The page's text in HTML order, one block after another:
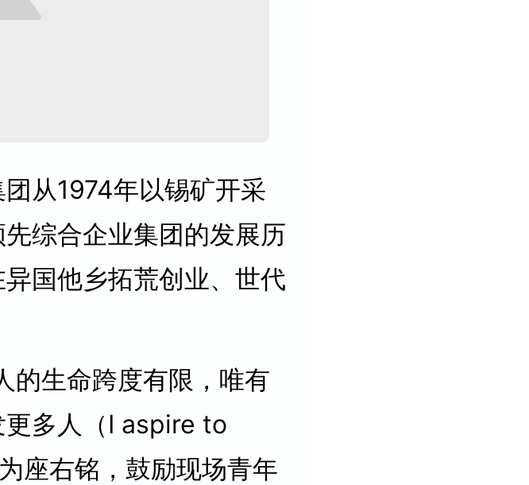
从1974年以锡矿开采
综合企业集团的发展历
国他乡拓荒创业、世代
的生命跨度有限，唯有
多人（I aspire to
座右铭，鼓励现场青年